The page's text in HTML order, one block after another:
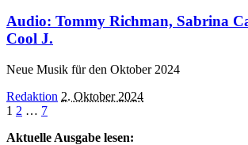
Audio: Tommy Richman, Sabrina
Cool J.
Neue Musik für den Oktober 2024
Posted
by
Redaktion 2. Oktober 2024
1 2 … 7
Aktuelle Ausgabe lesen: